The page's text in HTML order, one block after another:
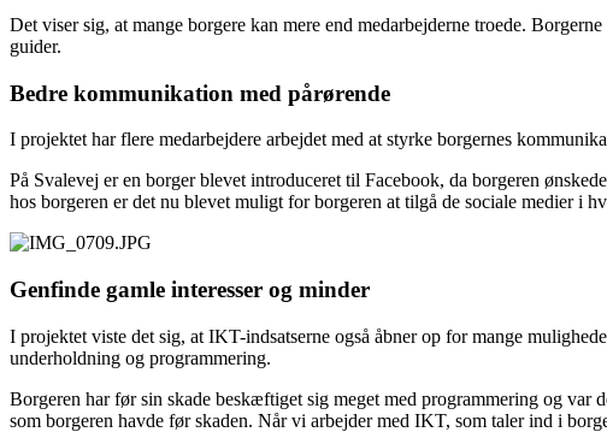
Det viser sig, at mange borgere kan mere end medarbejderne troede.
guider.
Bedre kommunikation med pårørende
I projektet har flere medarbejdere arbejdet med at styrke borgernes
På Svalevej er en borger blevet introduceret til Facebook, da borgeren
hos borgeren er det nu blevet muligt for borgeren at tilgå de sociale medier i
Genfinde gamle interesser og minder
I projektet viste det sig, at IKT-indsatserne også åbner op for mange
underholdning og programmering.
Borgeren har før sin skade beskæftiget sig meget med programmering og var
som borgeren havde før skaden. Når vi arbejder med IKT, som taler ind i